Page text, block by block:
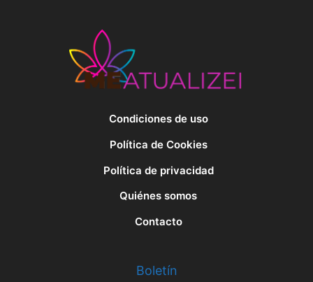
Condiciones de uso
Política de Cookies
Política de privacidad
Quiénes somos
Contacto
Boletín